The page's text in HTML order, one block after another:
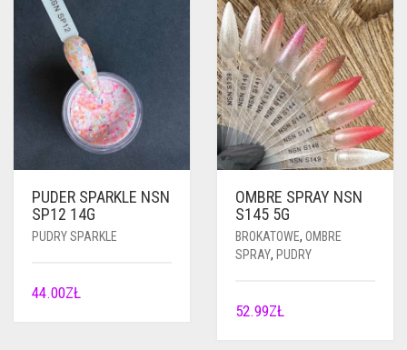
PUDER SPARKLE NSN
SP12 14G
PUDRY SPARKLE
44.00ZŁ
OMBRE SPRAY NSN
S145 5G
BROKATOWE, OMBRE
SPRAY, PUDRY
52.99ZŁ